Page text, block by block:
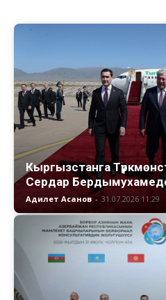
Кыргызстанга
Сердар
Адилет Асанов - 31.07.2026 11:29